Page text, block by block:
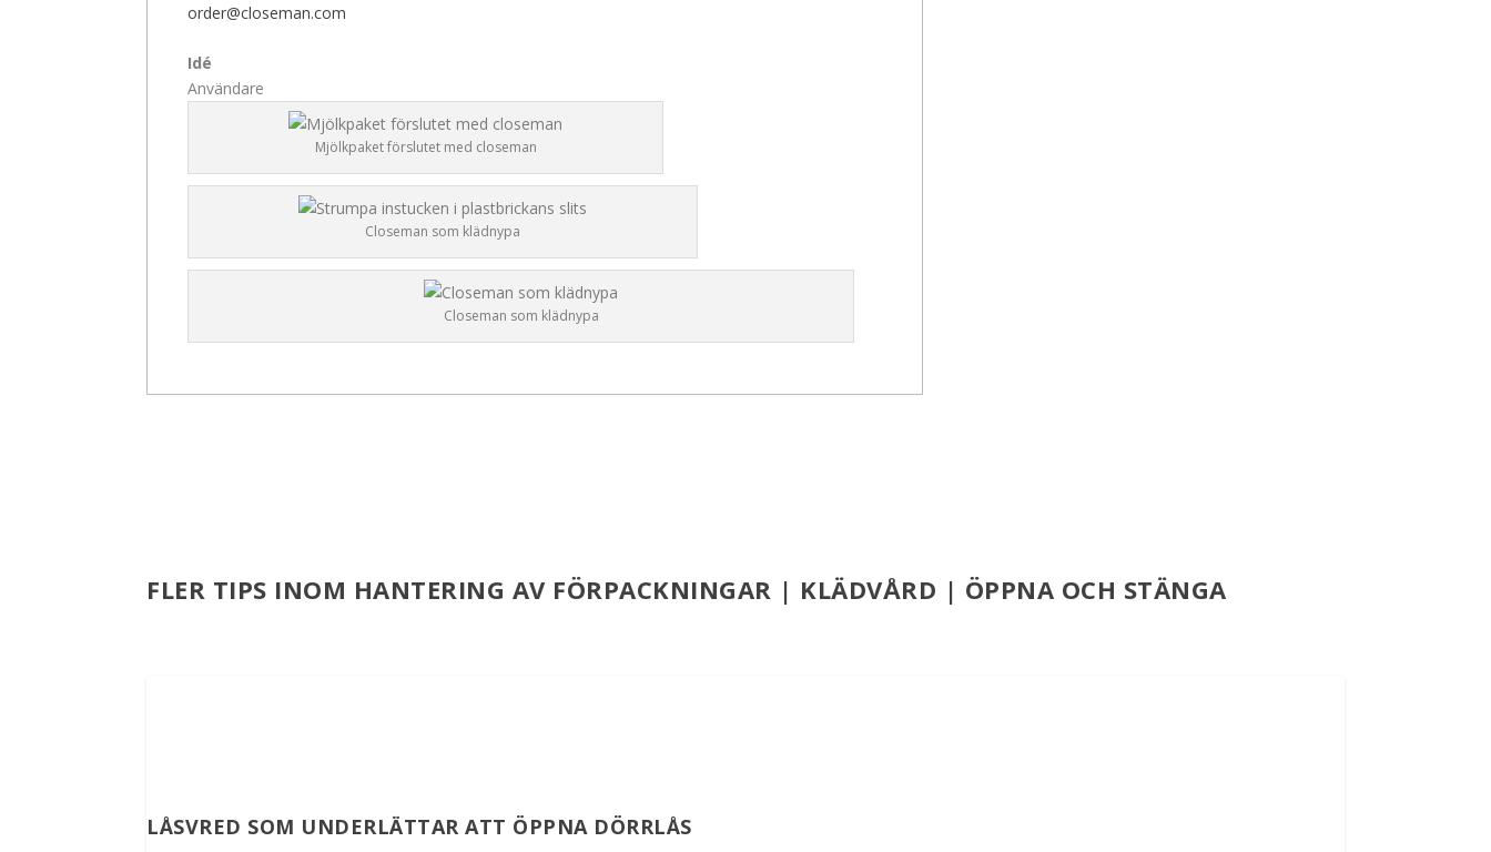
order@closeman.com
Idé
Användare
Mjölkpaket förslutet med closeman
Closeman som klädnypa
Closeman som klädnypa
FLER TIPS INOM HANTERING AV FÖRPACKNINGAR | KLÄDVÅRD | ÖPPNA OCH STÄNGA
LÅSVRED SOM UNDERLÄTTAR ATT ÖPPNA DÖRRLÅS